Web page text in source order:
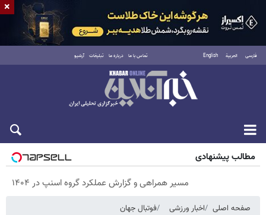
فارسی العربية English تماس با ما درباره ما تبلیغات آرشیو
جمعه ۱۶ مرداد ۱۴۰۵
مطالب پیشنهادی
مسیر همراهی و گزارش عملکرد گروه اسنپ در ۱۴۰۴
صفحه اصلی اخبار ورزشی فوتبال جهان
×